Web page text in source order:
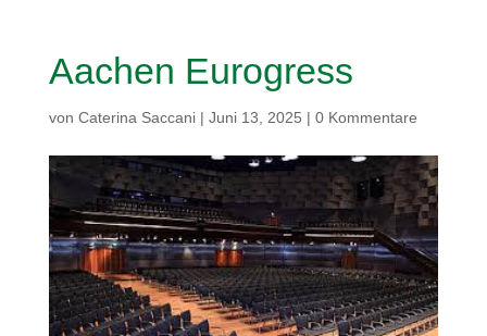
Aachen Eurogress
von Caterina Saccani| Juni 13, 2025 | 0 Kommentare